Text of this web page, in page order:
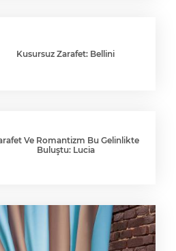
Kusursuz Zarafet: Bellini
Ve Romantizm Bu Gelinlikte
Buluştu: Lucia